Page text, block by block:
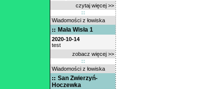
czytaj więcej >>
Wiadomości z łowiska
Mała Wisła 1
2020-10-14
test
zobacz więcej >>
Wiadomości z łowiska
San Zwierzyń-
Hoczewka